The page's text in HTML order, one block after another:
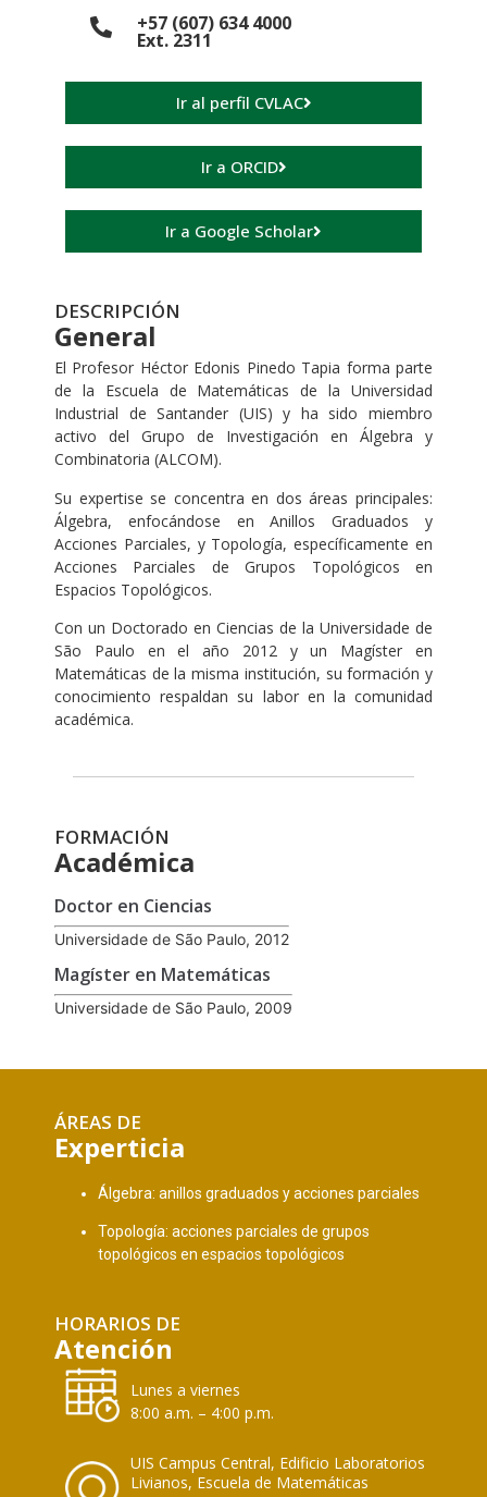
+57 (607) 634 4000
Ext. 2311
Ir al perfil CVLAC
Ir a ORCID
Ir a Google Scholar
DESCRIPCIÓN
General
El Profesor Héctor Edonis Pinedo Tapia forma parte
de la Escuela de Matemáticas de la Universidad
Industrial de Santander (UIS) y ha sido miembro
activo del Grupo de Investigación en Álgebra y
Combinatoria (ALCOM).
Su expertise se concentra en dos áreas principales:
Álgebra, enfocándose en Anillos Graduados y
Acciones Parciales, y Topología, específicamente en
Acciones Parciales de Grupos Topológicos en
Espacios Topológicos.
Con un Doctorado en Ciencias de la Universidade de
São Paulo en el año 2012 y un Magíster en
Matemáticas de la misma institución, su formación y
conocimiento respaldan su labor en la comunidad
académica.
FORMACIÓN
Académica
Doctor en Ciencias
Universidade de São Paulo, 2012
Magíster en Matemáticas
Universidade de São Paulo, 2009
ÁREAS DE
Experticia
Álgebra: anillos graduados y acciones parciales
Topología: acciones parciales de grupos
topológicos en espacios topológicos
HORARIOS DE
Atención
Lunes a viernes
8:00 a.m. – 4:00 p.m.
UIS Campus Central, Edificio Laboratorios
Livianos, Escuela de Matemáticas